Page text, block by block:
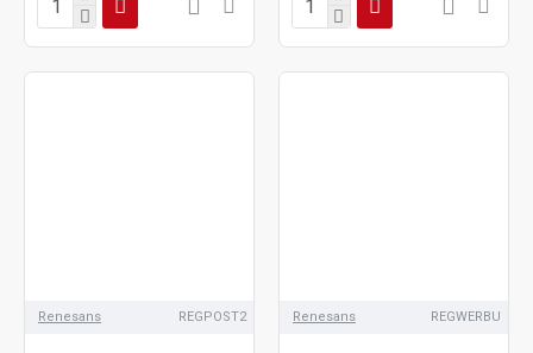
Renesans REGPOST2 Renesans REGWERBU